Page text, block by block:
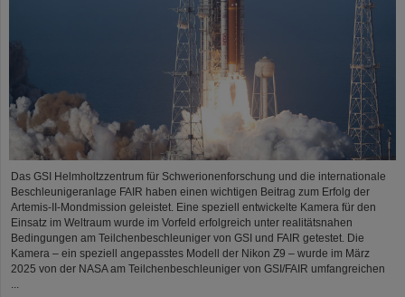
Das GSI Helmholtzzentrum für Schwerionenforschung und die internationale
Beschleunigeranlage FAIR haben einen wichtigen Beitrag zum Erfolg der
Artemis-II-Mondmission geleistet. Eine speziell entwickelte Kamera für den
Einsatz im Weltraum wurde im Vorfeld erfolgreich unter realitätsnahen
Bedingungen am Teilchenbeschleuniger von GSI und FAIR getestet. Die
Kamera – ein speziell angepasstes Modell der Nikon Z9 – wurde im März
2025 von der NASA am Teilchenbeschleuniger von GSI/FAIR umfangreichen